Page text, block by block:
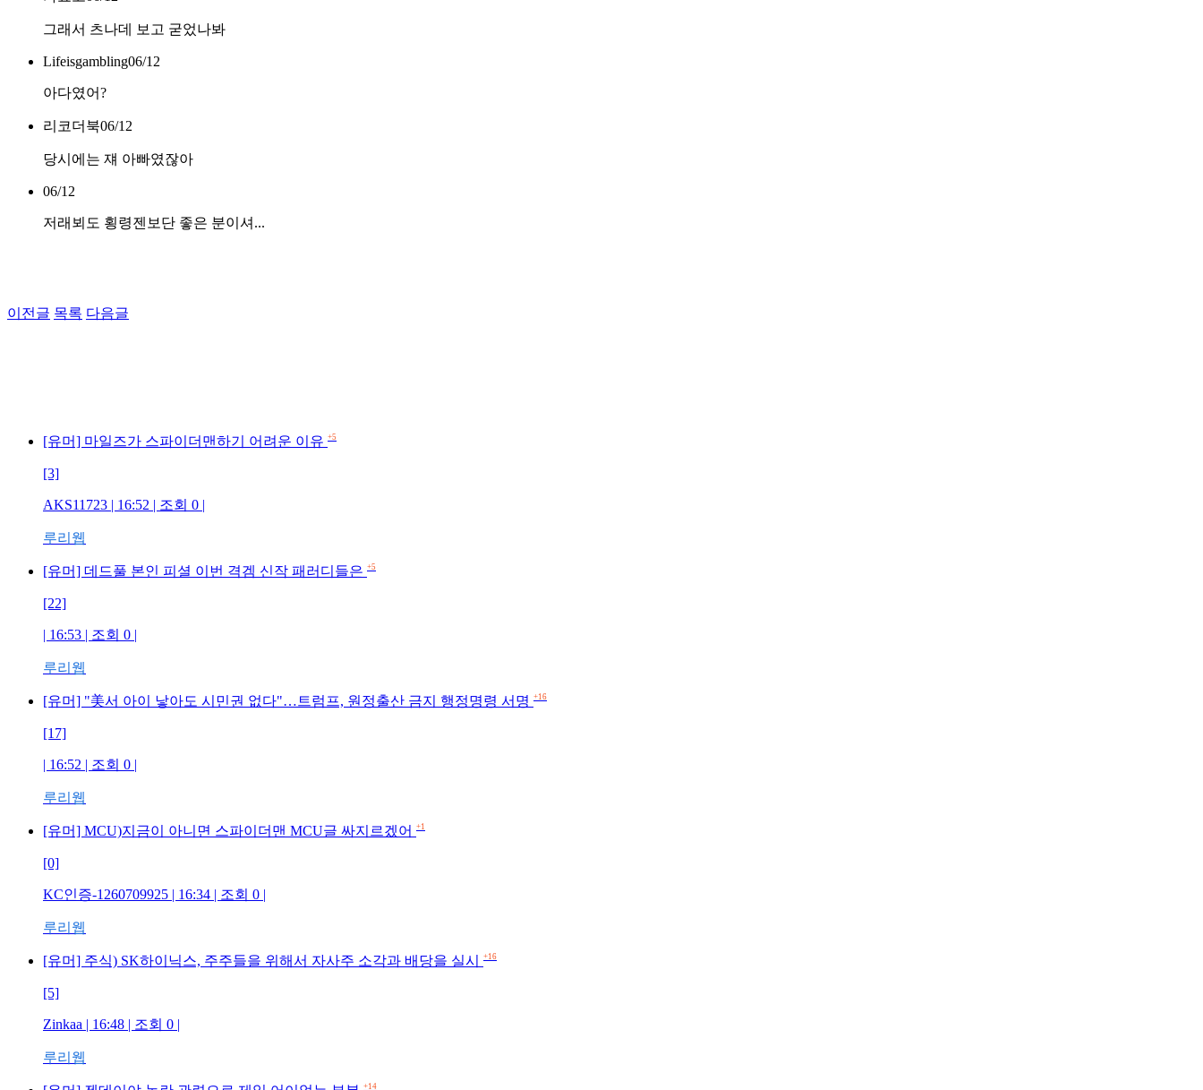
그래서 츠나데 보고 굳었나봐
Lifeisgambling06/12
아다였어?
리코더북06/12
당시에는 쟤 아빠였잖아
06/12
저래뵈도 횡령젠보단 좋은 분이셔...
이전글 목록 다음글
[유머] 마일즈가 스파이더맨하기 어려운 이유 +5
[3]
AKS11723 | 16:52 | 조회 0 |
루리웹
[유머] 데드풀 본인 피셜 이번 격겜 신작 패러디들은 +5
[22]
| 16:53 | 조회 0 |
루리웹
[유머] "美서 아이 낳아도 시민권 없다"…트럼프, 원정출산 금지 행정명령 서명 +16
[17]
| 16:52 | 조회 0 |
루리웹
[유머] MCU)지금이 아니면 스파이더맨 MCU글 싸지르겠어 +1
[0]
KC인증-1260709925 | 16:34 | 조회 0 |
루리웹
[유머] 주식) SK하이닉스, 주주들을 위해서 자사주 소각과 배당을 실시 +16
[5]
Zinkaa | 16:48 | 조회 0 |
루리웹
+14